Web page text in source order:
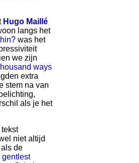
Hugo Maillé
langs het
was het
we zijn
ways
extra
stem na van
als je het
niet altijd
de
gentlest